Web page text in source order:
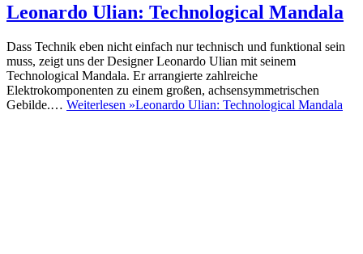
Leonardo Ulian: Technological Mandala
Dass Technik eben nicht einfach nur technisch und funktional sein
muss, zeigt uns der Designer Leonardo Ulian mit seinem
Technological Mandala. Er arrangierte zahlreiche
Elektrokomponenten zu einem großen, achsensymmetrischen
Gebilde.… Weiterlesen »Leonardo Ulian: Technological Mandala